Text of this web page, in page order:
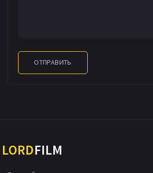
ОТПРАВИТЬ
LORDFILM